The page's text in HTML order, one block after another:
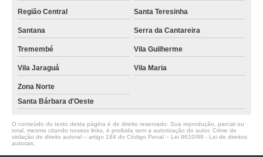
Região Central Santa Teresinha
Santana Serra da Cantareira
Tremembé Vila Guilherme
Vila Jaraguá Vila Maria
Zona Norte
Santa Bárbara d'Oeste
O conteúdo do texto desta página é de direito reservado. Sua reprodução, parcial ou
total, mesmo citando nossos links, é proibida sem a autorização do autor. Crime de
violação de direito autoral – artigo 184 do Código Penal – Lei 9610/98 - Lei de direitos
autorais